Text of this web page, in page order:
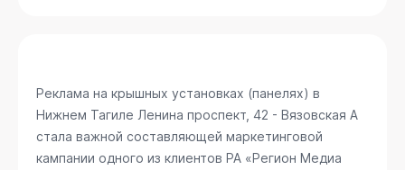
Реклама на крышных установках (панелях) в
Нижнем Тагиле Ленина проспект, 42 - Вязовская А
стала важной составляющей маркетинговой
кампании одного из клиентов РА «Регион Медиа